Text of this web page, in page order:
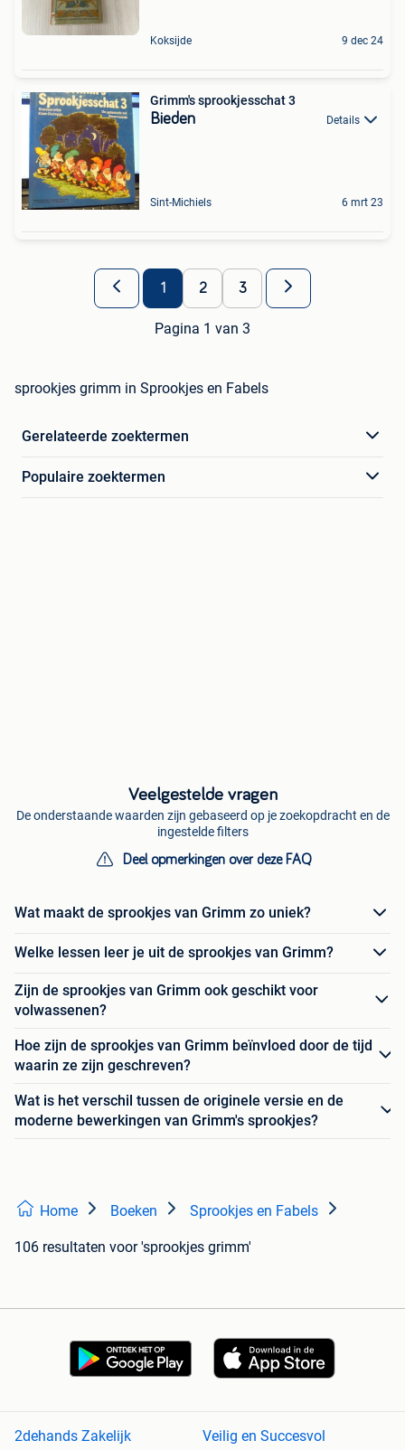
Koksijde 9 dec 24
Grimm's sprookjesschat 3
Bieden Details
Sint-Michiels 6 mrt 23
1 2 3
Pagina 1 van 3
sprookjes grimm in Sprookjes en Fabels
Gerelateerde zoektermen
Populaire zoektermen
Veelgestelde vragen
De onderstaande waarden zijn gebaseerd op je zoekopdracht en de
ingestelde filters
Deel opmerkingen over deze FAQ
Wat maakt de sprookjes van Grimm zo uniek?
Welke lessen leer je uit de sprookjes van Grimm?
Zijn de sprookjes van Grimm ook geschikt voor
volwassenen?
Hoe zijn de sprookjes van Grimm beïnvloed door de tijd
waarin ze zijn geschreven?
Wat is het verschil tussen de originele versie en de
moderne bewerkingen van Grimm's sprookjes?
Home Boeken Sprookjes en Fabels
106 resultaten voor 'sprookjes grimm'
2dehands Zakelijk Veilig en Succesvol